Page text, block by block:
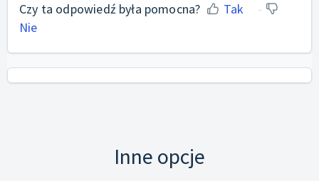
Czy ta odpowiedź była pomocna?
Tak
Nie
Inne opcje